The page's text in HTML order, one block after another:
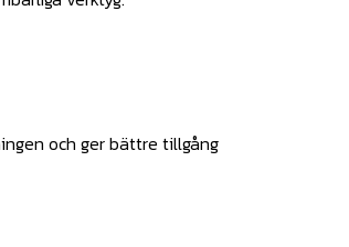
och ger bättre tillgång